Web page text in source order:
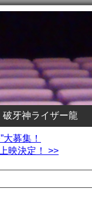
破牙神ライザー龍
募集！
映決定！ >>